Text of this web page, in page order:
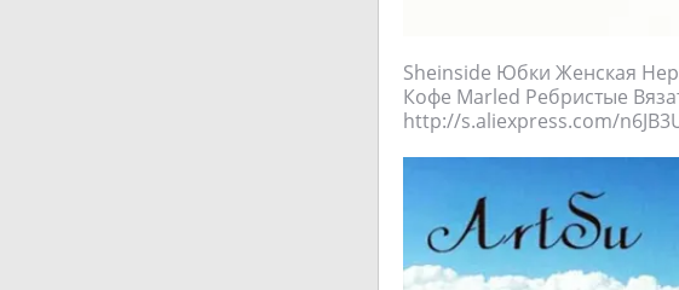
Sheinside Юбки Женская
Кофе Marled Ребристые
http://s.aliexpress.com/